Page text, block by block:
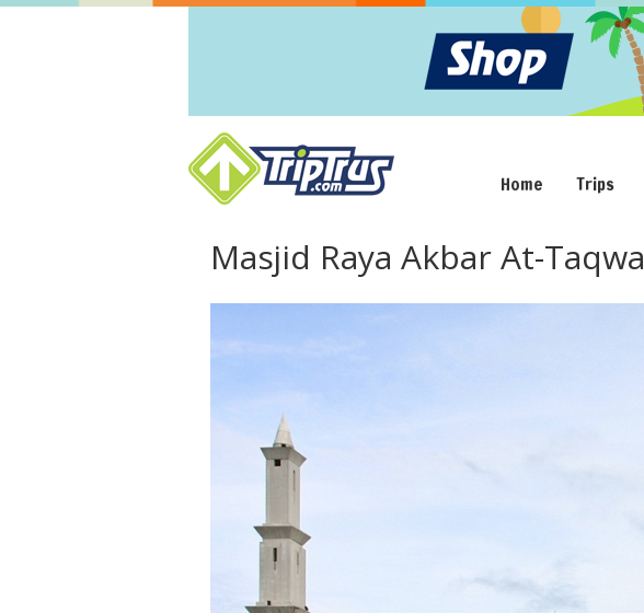
Home Trips
Masjid Raya Akbar At-Taqwa